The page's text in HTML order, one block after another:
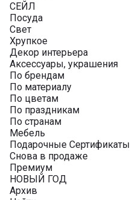
СЕЙЛ
Посуда
Свет
Хрупкое
Декор интерьера
Аксессуары, украшения
По брендам
По материалу
По цветам
По праздникам
По странам
Мебель
Подарочные Сертификаты
Снова в продаже
Премиум
НОВЫЙ ГОД
Архив